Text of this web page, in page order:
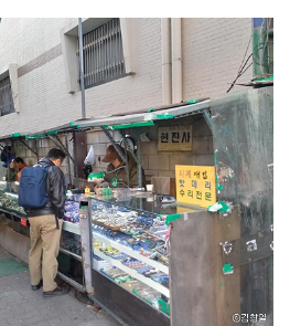
R
L
복
사
유
하
크
게
경
하
기
작
게
변
경
하
기